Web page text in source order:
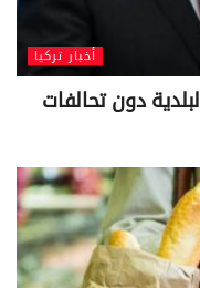
أخبار تركيا
دون تحالفات